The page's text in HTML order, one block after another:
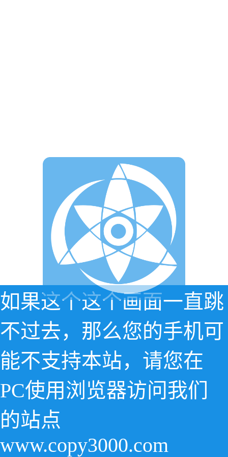
如果这个这个画面一直跳
不过去，那么您的手机可
能不支持本站，请您在
PC使用浏览器访问我们
的站点
www.copy3000.com